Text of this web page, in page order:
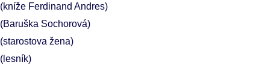
(kníže Ferdinand Andres)
(Baruška Sochorová)
(starostova žena)
(lesník)